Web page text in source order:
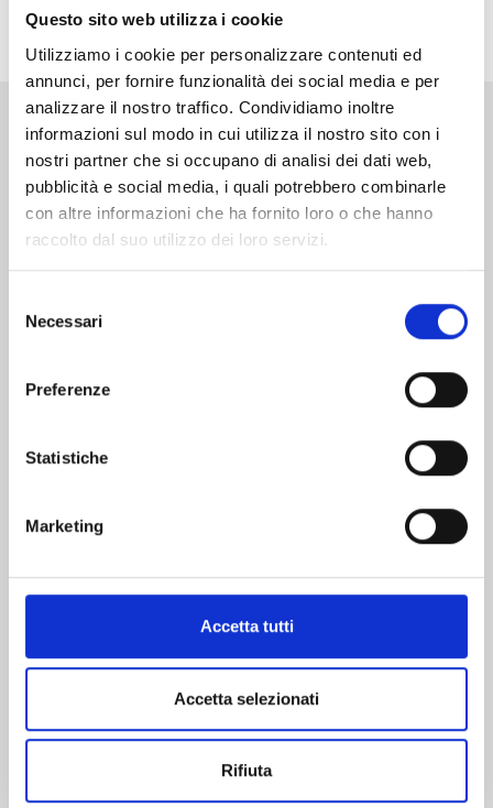
Questo sito web utilizza i cookie
Utilizziamo i cookie per personalizzare contenuti ed
annunci, per fornire funzionalità dei social media e per
analizzare il nostro traffico. Condividiamo inoltre
informazioni sul modo in cui utilizza il nostro sito con i
nostri partner che si occupano di analisi dei dati web,
pubblicità e social media, i quali potrebbero combinarle
con altre informazioni che ha fornito loro o che hanno
raccolto dal suo utilizzo dei loro servizi.
delNecessari
Preferenze
Statistiche
Marketing
Accetta tutti
Accetta selezionati
Rifiuta
decide di sfidare un’enorme organizzazione misteriosa!
Altri volumi della serie
€ 6,50